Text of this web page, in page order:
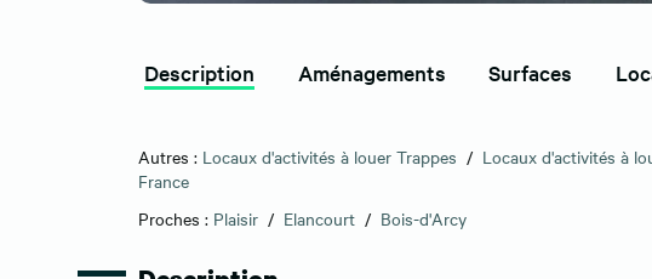
Description Aménagements Surfaces
Autres : Locaux d'activités à louer Trappes / Locaux d'activités à
France
Proches : Plaisir / Elancourt / Bois-d'Arcy